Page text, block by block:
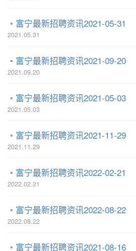
富宁最新招聘资讯2021-05-31
2021.05.31
富宁最新招聘资讯2021-09-20
2021.09.20
富宁最新招聘资讯2021-05-03
2021.05.03
富宁最新招聘资讯2021-11-29
2021.11.29
富宁最新招聘资讯2022-02-21
2022.02.21
富宁最新招聘资讯2022-08-22
2022.08.22
富宁最新招聘资讯2021-08-16